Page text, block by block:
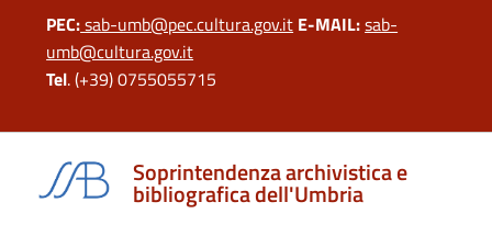
PEC:sab-umb@pec.cultura.gov.it E-MAIL:sab-
umb@cultura.gov.it
Tel. (+39) 0755055715
Soprintendenza archivistica e
bibliografica dell'Umbria